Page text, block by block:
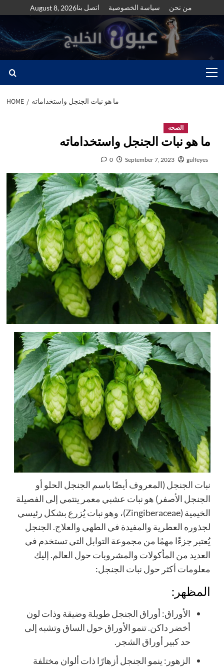
to
content
August 8, 2026اتصل بنا سياسة الخصوصية من نحن
Menu
HOME ما هو نبات الجنجل واستخداماته
الصحه
ما هو نبات الجنجل واستخداماته
gulfeyes
September 7, 2023
0
نبات الجنجل (المعروف أيضًا باسم الجنجل الحلو أو
الجنجل الأصفر) هو نبات عشبي معمر ينتمي إلى الفصيلة
الخيمية (Zingiberaceae)، وهو نبات يُزرع بشكل رئيسي
لجذوره العطرية والمفيدة في الطهي والعلاج. الجنجل
يُعتبر جزءًا مهمًا من مجموعة التوابل التي تستخدم في
العديد من المأكولات والمشروبات حول العالم. إليك
معلومات أكثر حول نبات الجنجل:
المظهر:
الأوراق: أوراق الجنجل طويلة وضيقة وذات لون
أخضر داكن. تنمو الأوراق حول الساق وتشبه إلى
حد كبير أوراق الشجر.
الزهور: ينمو الجنجل أزهارًا ذات ألوان مختلفة